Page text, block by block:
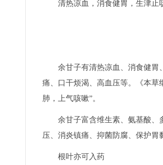
清热凉血，消食健胃，生津止
余甘子有清热凉血、消食健胃
痛、口干烦渴、高血压等。《本
肺，上气咳嗽”。
余甘子富含维生素、氨基酸、
压、消炎镇痛、抑菌防腐、保护胃
根叶亦可入药